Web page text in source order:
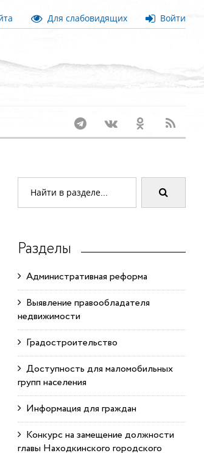
Для слабовидящих Войти
Разделы
Административная реформа
Выявление правообладателя
недвижимости
Градостроительство
Доступность для маломобильных
групп населения
Информация для граждан
Конкурс на замещение должности
главы Находкинского городского